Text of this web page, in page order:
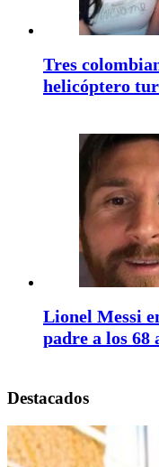
Tres
helicóptero
Lionel Messi
padre a los 68
Destacados